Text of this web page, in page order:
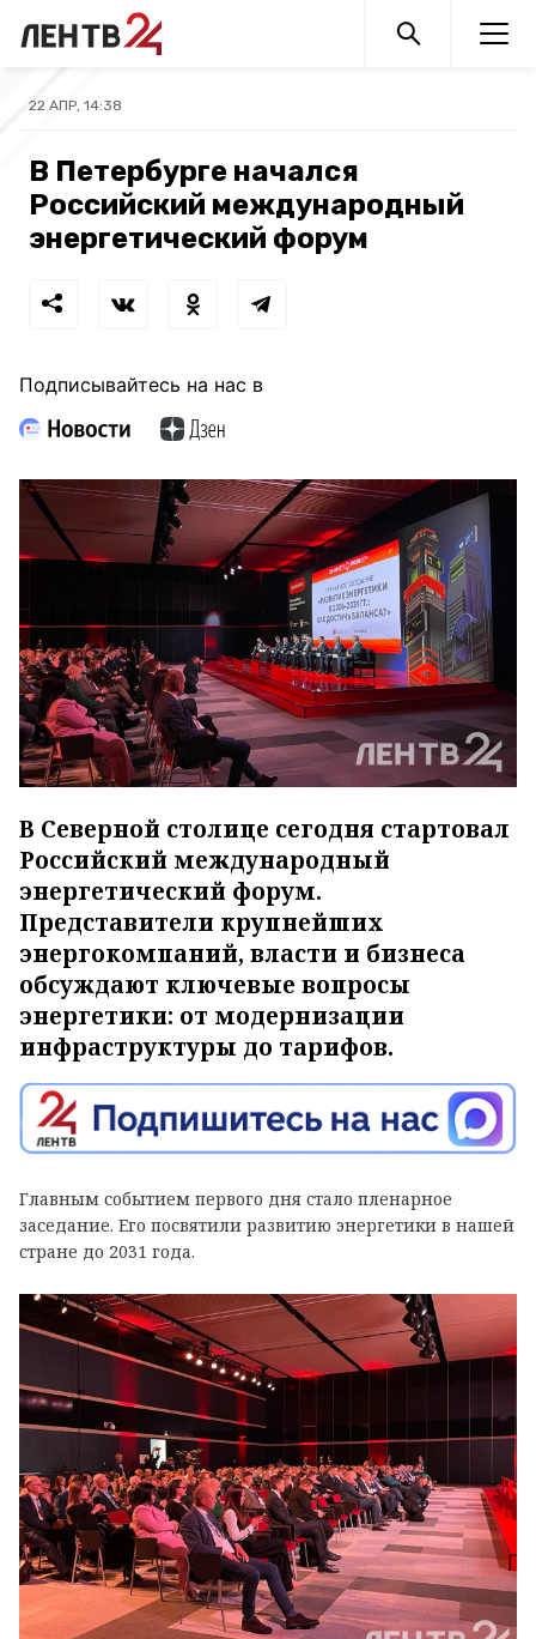
22 АПР, 14:38
В Петербурге начался
Российский международный
энергетический форум
Подписывайтесь на нас в
В Северной столице сегодня стартовал
Российский международный
энергетический форум.
Представители крупнейших
энергокомпаний, власти и бизнеса
обсуждают ключевые вопросы
энергетики: от модернизации
инфраструктуры до тарифов.
Главным событием первого дня стало пленарное
заседание. Его посвятили развитию энергетики в нашей
стране до 2031 года.